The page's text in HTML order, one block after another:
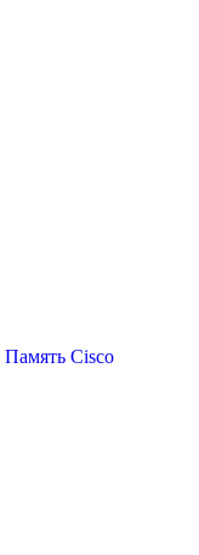
Память Cisco